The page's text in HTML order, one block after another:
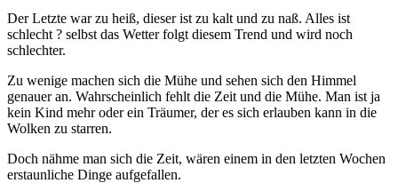
Der Letzte war zu heiß, dieser ist zu kalt und zu naß. Alles ist
schlecht ? selbst das Wetter folgt diesem Trend und wird noch
schlechter.
Zu wenige machen sich die Mühe und sehen sich den Himmel
genauer an. Wahrscheinlich fehlt die Zeit und die Mühe. Man ist ja
kein Kind mehr oder ein Träumer, der es sich erlauben kann in die
Wolken zu starren.
Doch nähme man sich die Zeit, wären einem in den letzten Wochen
erstaunliche Dinge aufgefallen.